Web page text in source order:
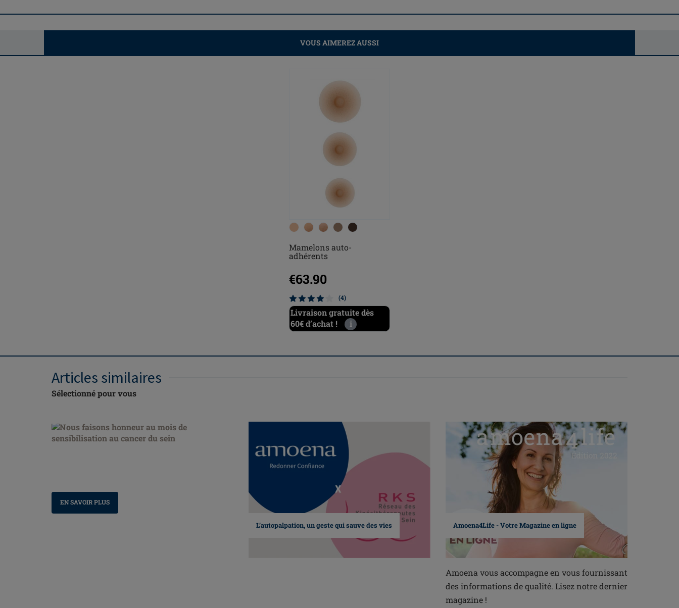
VOUS AIMEREZ AUSSI
Mamelons auto-
adhérents
€63.90
(4)
Livraison gratuite dès
60€ d’achat !
i
Articles similaires
Sélectionné pour vous
Nous faisons honneur au mois de sensibilisation
EN SAVOIR PLUS
L’autopalpation, un geste qui sauve des vies Amoena4Life - Votre Magazine en ligne
Amoena vous accompagne en vous fournissant
des informations de qualité. Lisez notre dernier
magazine !